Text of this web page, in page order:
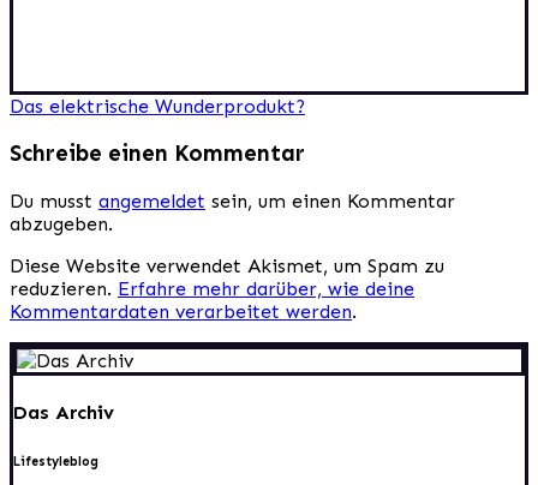
Beitragsnavigation
Das elektrische Wunderprodukt?
Schreibe einen Kommentar
Du musst angemeldet sein, um einen Kommentar
abzugeben.
Diese Website verwendet Akismet, um Spam zu
reduzieren. Erfahre mehr darüber, wie deine
Kommentardaten verarbeitet werden.
Das Archiv
Lifestyleblog